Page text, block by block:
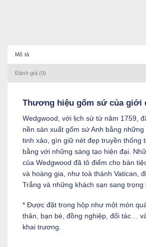
Mô tả
Đánh giá (0)
Thương hiệu gốm sứ của giới
Wedgwood, với lịch sử từ năm 1759,
nền sản xuất gốm sứ Anh bằng
tinh xảo, gìn giữ nét đẹp truyền thống
bằng với những sáng tạo hiện đại.
của Wedgwood đã tô điểm cho bàn
và hoàng gia, như toà thánh Vatican,
Trắng và những khách sạn sang trọng
* Được đặt trong hộp như một món
thân, bạn bè, đồng nghiệp, đối tác…
khai trương.